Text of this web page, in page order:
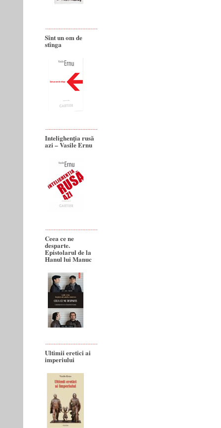
Sînt un om de
stînga
Intelighenţia rusă
azi – Vasile Ernu
Ceea ce ne
desparte.
Epistolarul de la
Hanul lui Manuc
Ultimii eretici ai
imperiului